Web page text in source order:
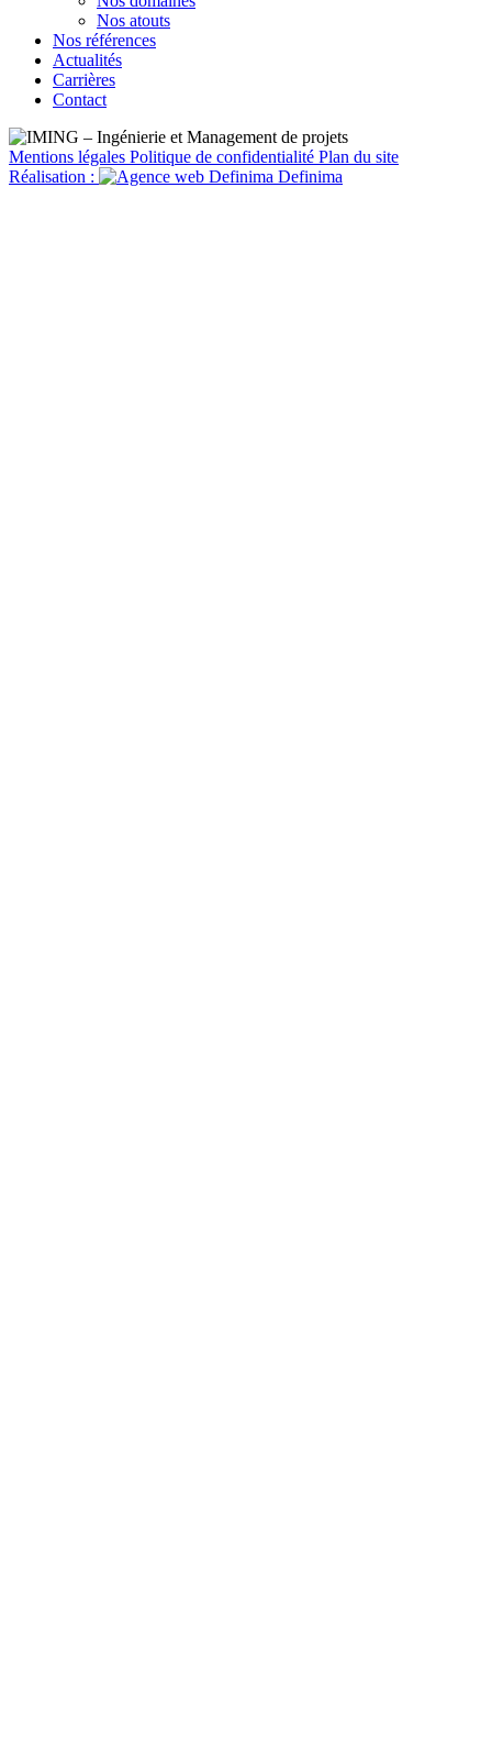
Nos atouts
Nos références
Actualités
Carrières
Contact
Mentions légales Politique de confidentialité Plan du site
Réalisation :
Definima